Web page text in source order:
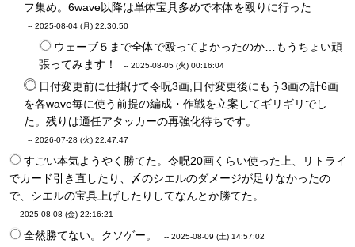
フ集め。6wave以降は単体宝具多めで本体を殴りに行った
-- 2025-08-04 (月) 22:30:50
ウェーブ５まで全体で殴ってよかったのか…もうちょい頑
張ってみます！
-- 2025-08-05 (火) 00:16:04
日付変更前に仕掛けて令呪3画,日付変更後にもう3画の計6画
を各wave毎に使う前提の編成・作戦を立案してギリギリでし
た。残りは適任アタッカーの再強化待ちです。
-- 2026-07-28 (火) 22:47:47
すごい本気ようやく勝てた。令呪20画くらい使った上、リトライ
でカード引き直したり、〆のシエルのダメージが足りなかったの
で、シエルの宝具上げしたりしてなんとか勝てた。
-- 2025-08-08 (金) 22:16:21
全然勝てない。クソゲー。 -- 2025-08-09 (土) 14:57:02